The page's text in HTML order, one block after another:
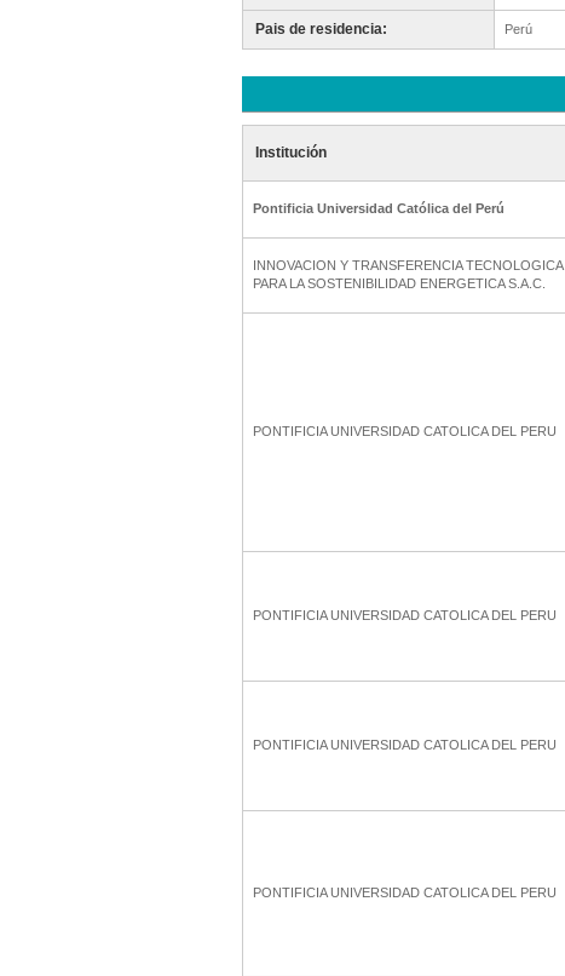
Pais de residencia: Perú
Institución
Pontificia Universidad Católica del Perú
INNOVACION Y TRANSFERENCIA TECNOLOGICA
PARA LA SOSTENIBILIDAD ENERGETICA S.A.C.
PONTIFICIA UNIVERSIDAD CATOLICA DEL PERU
PONTIFICIA UNIVERSIDAD CATOLICA DEL PERU
PONTIFICIA UNIVERSIDAD CATOLICA DEL PERU
PONTIFICIA UNIVERSIDAD CATOLICA DEL PERU